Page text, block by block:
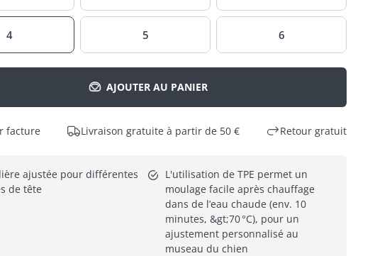
4 5 6
AJOUTER AU PANIER
facture Livraison gratuite à partir de 50 € Retour gratuit
ajustée pour différentes
de tête
L'utilisation de TPE permet un
moulage facile après chauffage
dans de l’eau chaude (env. 10
minutes, &gt;70 °C), pour un
ajustement personnalisé au
museau du chien